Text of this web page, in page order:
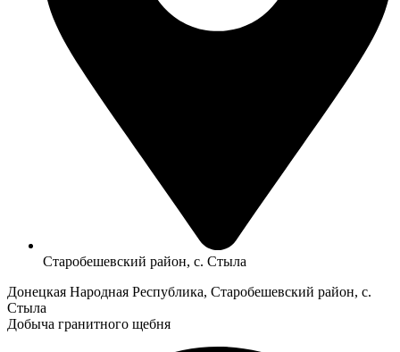
Старобешевский район, с. Стыла
Донецкая Народная Республика, Старобешевский район, с.
Стыла
Добыча гранитного щебня